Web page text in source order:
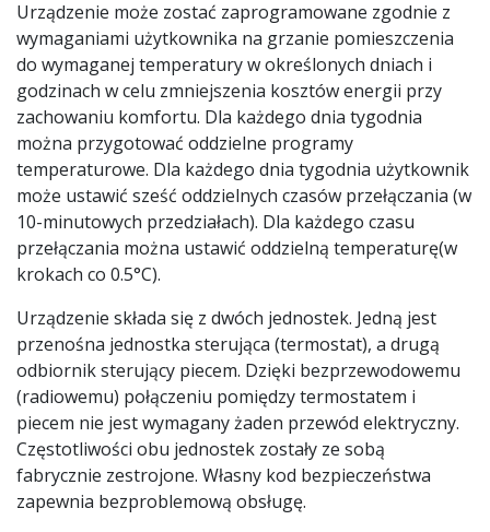
Urządzenie może zostać zaprogramowane zgodnie z
wymaganiami użytkownika na grzanie pomieszczenia
do wymaganej temperatury w określonych dniach i
godzinach w celu zmniejszenia kosztów energii przy
zachowaniu komfortu. Dla każdego dnia tygodnia
można przygotować oddzielne programy
temperaturowe. Dla każdego dnia tygodnia użytkownik
może ustawić sześć oddzielnych czasów przełączania (w
10-minutowych przedziałach). Dla każdego czasu
przełączania można ustawić oddzielną temperaturę(w
krokach co 0.5°C).
Urządzenie składa się z dwóch jednostek. Jedną jest
przenośna jednostka sterująca (termostat), a drugą
odbiornik sterujący piecem. Dzięki bezprzewodowemu
(radiowemu) połączeniu pomiędzy termostatem i
piecem nie jest wymagany żaden przewód elektryczny.
Częstotliwości obu jednostek zostały ze sobą
fabrycznie zestrojone. Własny kod bezpieczeństwa
zapewnia bezproblemową obsługę.